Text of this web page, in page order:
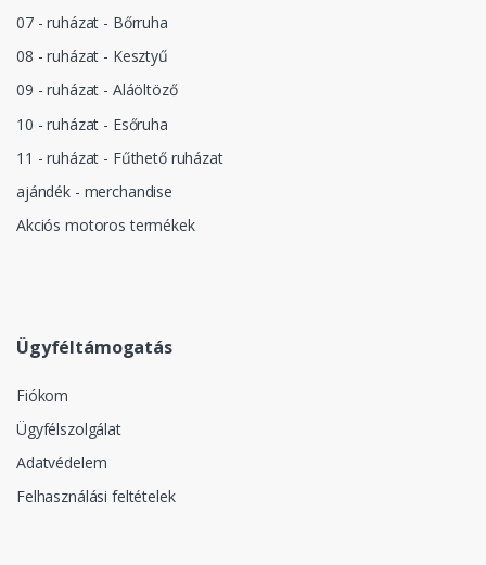
07 - ruházat - Bőrruha
08 - ruházat - Kesztyű
09 - ruházat - Aláöltöző
10 - ruházat - Esőruha
11 - ruházat - Fűthető ruházat
ajándék - merchandise
Akciós motoros termékek
Ügyféltámogatás
Fiókom
Ügyfélszolgálat
Adatvédelem
Felhasználási feltételek